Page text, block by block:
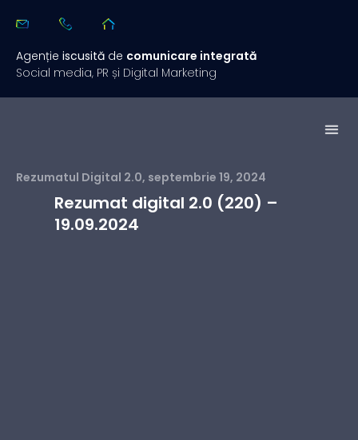
Agenție iscusită de comunicare integrată
Social media, PR și Digital Marketing
Rezumatul Digital 2.0, septembrie 19, 2024
Rezumat digital 2.0 (220) –
19.09.2024